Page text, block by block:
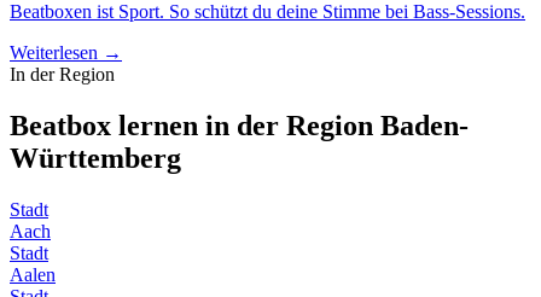
Beatboxen ist Sport. So schützt du deine Stimme bei Bass-Sessions.
Weiterlesen →
In der Region
Beatbox lernen in der Region Baden-
Württemberg
Stadt
Aach
Stadt
Aalen